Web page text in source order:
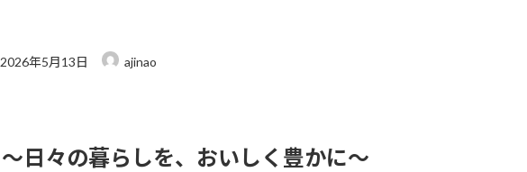
最
:
2026年5月13日 ajinao
～日々の暮らしを、おいしく豊かに～